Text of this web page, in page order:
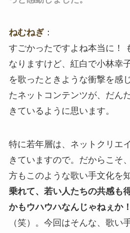
ねむねぎ：
すごかったですよね本当に！
なりますけど、紅白で小林幸
を歌ったときような衝撃を感
たネットコンテンツが、だん
きているように思います。
特に若年層は、ネットクリエ
きていますので。だからこそ
方もこのような歌い手文化を知
乗れて、若い人たちの共感も
かもウハウハなんじゃねぇか！
（笑）。今回はそんな、歌い